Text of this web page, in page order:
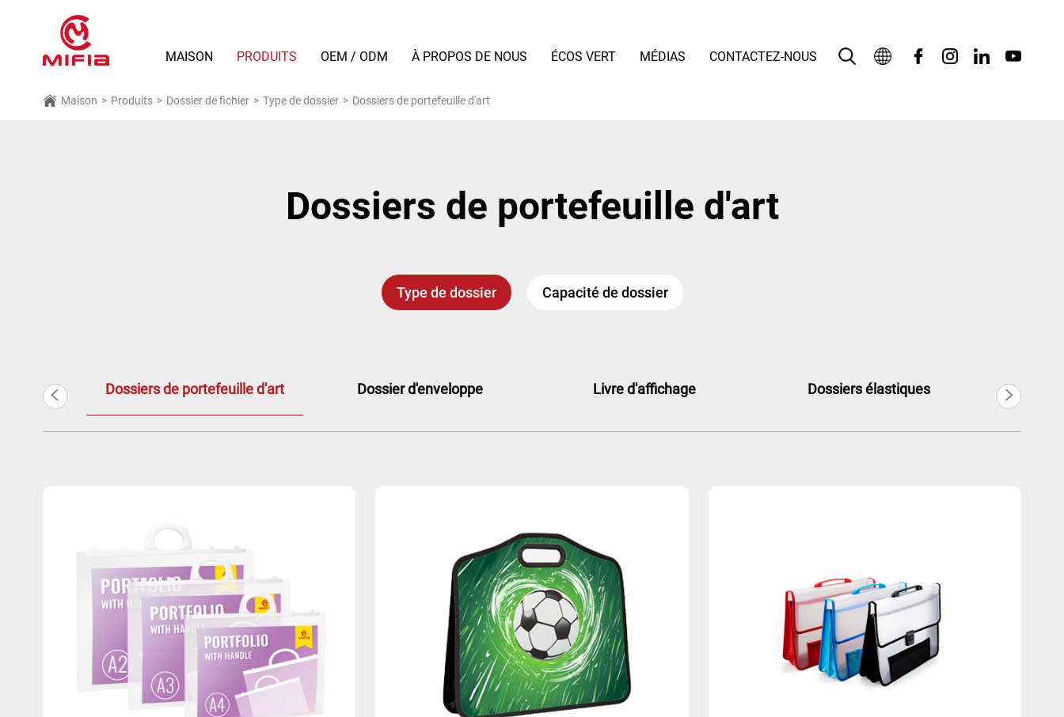
MAISON PRODUITS OEM / ODM À PROPOS DE NOUS ÉCOS VERT MÉDIAS CONTACTEZ-NOUS
Português
Maison > Produits > Dossier de fichier > Type de dossier > Dossiers de portefeuille d'art
Dossiers de portefeuille d'art
Type de dossier Capacité de dossier
Dossiers de portefeuille d'art Dossier d'enveloppe Livre d'affichage Dossiers élastiques >
<